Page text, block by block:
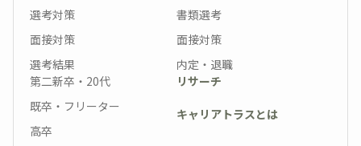
選考対策
面接対策
選考結果
書類選考
面接対策
内定・退職
第二新卒・20代
既卒・フリーター
高卒
リサーチ
キャリアトラスとは